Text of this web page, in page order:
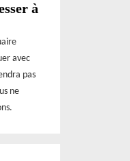
à
avec
pas
ne